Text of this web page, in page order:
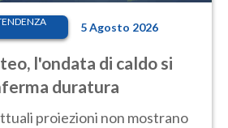
5 Agosto 2026
l'ondata di caldo si
duratura
proiezioni non mostrano